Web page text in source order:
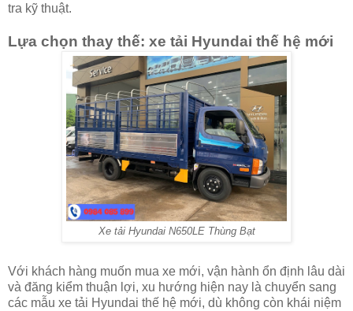
tra kỹ thuật.
Lựa chọn thay thế: xe tải Hyundai thế hệ mới
Xe tải Hyundai N650LE Thùng Bạt
Với khách hàng muốn mua xe mới, vận hành ổn định lâu dài
và đăng kiểm thuận lợi, xu hướng hiện nay là chuyển sang
các mẫu xe tải Hyundai thế hệ mới, dù không còn khái niệm